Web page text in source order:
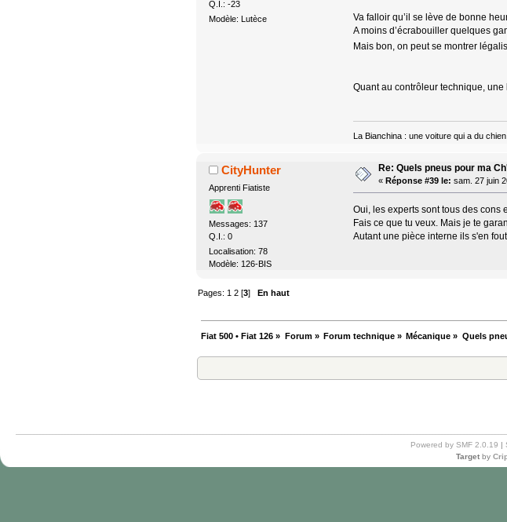
Q.I.: -23
Modèle: Lutèce
Va falloir qu’il se lève de bonne
A moins d’écrabouiller quelques
Mais bon, on peut se montrer
Quant au contrôleur technique,
La Bianchina : une voiture qui a du chien
CityHunter
Apprenti Fiatiste
Messages: 137
Q.I.: 0
Localisation: 78
Modèle: 126-BIS
Re: Quels pneus pour ma
« Réponse #39 le: sam. 27 juin
Oui, les experts sont tous des cons
Fais ce que tu veux. Mais je te
Autant une pièce interne ils s'en
Pages: 1 2 [3]En haut
Fiat 500 • Fiat 126 » Forum» Forum technique» Mécanique » Quels
Powered by SMF 2.0.19 |
Target by